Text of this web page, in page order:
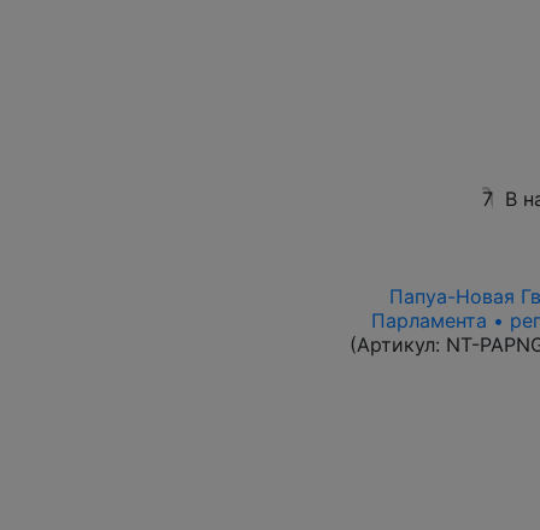
7 В
Папуа-Новая
Парламента •
(Артикул: NT-